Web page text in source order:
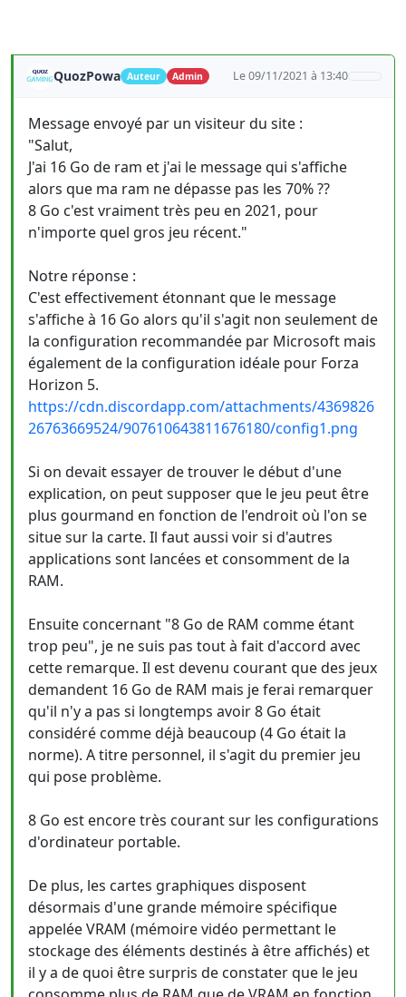
QuozPowa Auteur Admin Le 09/11/2021 à 13:40
Message envoyé par un visiteur du site :
"Salut,
J'ai 16 Go de ram et j'ai le message qui s'affiche
alors que ma ram ne dépasse pas les 70% ??
8 Go c'est vraiment très peu en 2021, pour
n'importe quel gros jeu récent."
Notre réponse :
C'est effectivement étonnant que le message
s'affiche à 16 Go alors qu'il s'agit non seulement de
la configuration recommandée par Microsoft mais
également de la configuration idéale pour Forza
Horizon 5.
https://cdn.discordapp.com/attachments/4369826
26763669524/907610643811676180/config1.png
Si on devait essayer de trouver le début d'une
explication, on peut supposer que le jeu peut être
plus gourmand en fonction de l'endroit où l'on se
situe sur la carte. Il faut aussi voir si d'autres
applications sont lancées et consomment de la
RAM.
Ensuite concernant "8 Go de RAM comme étant
trop peu", je ne suis pas tout à fait d'accord avec
cette remarque. Il est devenu courant que des jeux
demandent 16 Go de RAM mais je ferai remarquer
qu'il n'y a pas si longtemps avoir 8 Go était
considéré comme déjà beaucoup (4 Go était la
norme). A titre personnel, il s'agit du premier jeu
qui pose problème.
8 Go est encore très courant sur les configurations
d'ordinateur portable.
De plus, les cartes graphiques disposent
désormais d'une grande mémoire spécifique
appelée VRAM (mémoire vidéo permettant le
stockage des éléments destinés à être affichés) et
il y a de quoi être surpris de constater que le jeu